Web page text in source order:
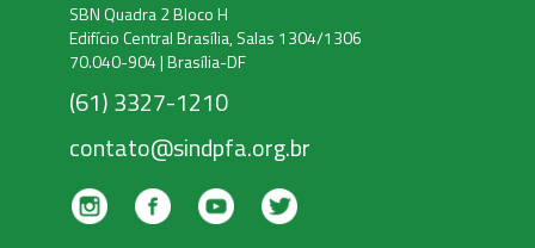
SBN Quadra 2 Bloco H
Edifício Central Brasília, Salas 1304/1306
70.040-904 | Brasília-DF
(61) 3327-1210
contato@sindpfa.org.br